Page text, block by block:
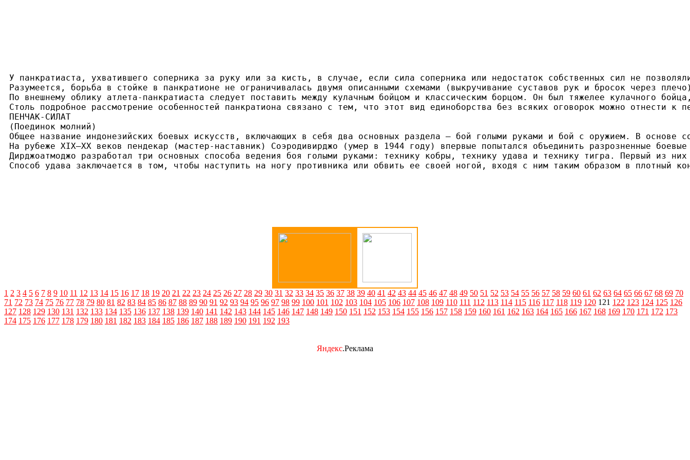
У панкратиаста, ухватившего соперника за руку или за кисть, в случае, если сила соперника или недостаток собственных сил не
Разумеется, борьба в стойке в панкратионе не ограничивалась двумя описанными схемами (выкручивание суставов рук и бросок через
По внешнему облику атлета-панкратиаста следует поставить между кулачным бойцом и классическим борцом. Он был тяжелее кулачного
Столь подробное рассмотрение особенностей панкратиона связано с тем, что этот вид единоборства без всяких оговорок можно
ПЕНЧАК-СИЛАТ
(Поединок молний)
Общее название индонезийских боевых искусств, включающих в себя два основных раздела — бой голыми руками и бой с оружием. В
На рубеже XIX—XX веков пендекар (мастер-наставник) Соэродивирджо (умер в 1944 году) впервые попытался объединить разрозненные
Дирджоатмоджо разработал три основных способа ведения боя голыми руками: технику кобры, технику удава и технику тигра. Первый
Способ удава заключается в том, чтобы наступить на ногу противника или обвить ее своей ногой, входя с ним таким образом в
1 2 3 4 5 6 7 8 9 10 11 12 13 14 15 16 17 18 19 20 21 22 23 24 25 26 27 28 29 30 31 32 33 34 35 36 37 38 39 40 41 42 43 44 45 46 47 48 49 50 51 52 53 54 55 56 57 58 59 60 61 62 63 64 65 66 67 68 69 70
71 72 73 74 75 76 77 78 79 80 81 82 83 84 85 86 87 88 89 90 91 92 93 94 95 96 97 98 99 100 101 102 103 104 105 106 107 108 109 110 111 112 113 114 115 116 117 118 119 120 121 122 123 124 125 126
127 128 129 130 131 132 133 134 135 136 137 138 139 140 141 142 143 144 145 146 147 148 149 150 151 152 153 154 155 156 157 158 159 160 161 162 163 164 165 166 167 168 169 170 171 172 173
174 175 176 177 178 179 180 181 182 183 184 185 186 187 188 189 190 191 192 193
Яндекс.Реклама